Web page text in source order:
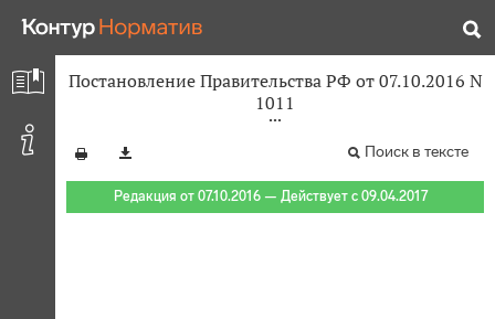
Постановление Правительства РФ от 07.10.2016 N
1011
Поиск в тексте
Редакция от 07.10.2016 — Действует с 09.04.2017